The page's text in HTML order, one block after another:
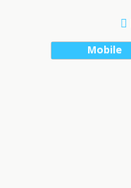
Mobile